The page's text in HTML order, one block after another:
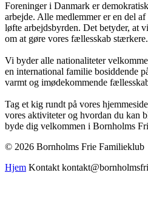
Foreninger i Danmark er
arbejde. Alle medlemmer er en del
løfte arbejdsbyrden. Det betyder, at
om at gøre vores fællesskab stærkere.
Vi byder alle nationaliteter
en international familie bosiddende
varmt og imødekommende
Tag et kig rundt på vores
vores aktiviteter og hvordan du kan
byde dig velkommen i Bornholms
© 2026 Bornholms Frie Familieklub
Hjem Kontakt